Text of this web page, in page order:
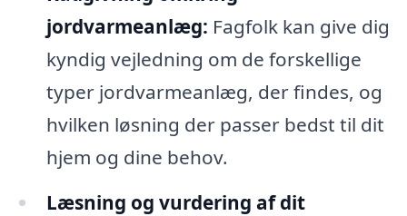
jordvarmeanlæg: Fagfolk kan give dig
kyndig vejledning om de forskellige
typer jordvarmeanlæg, der findes, og
hvilken løsning der passer bedst til dit
hjem og dine behov.
Læsning og vurdering af dit